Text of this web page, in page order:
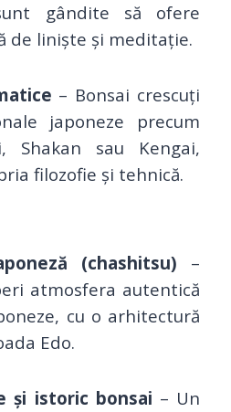
gândite să ofere
de liniște și meditație.
– Bonsai crescuți
japoneze precum
Shakan sau Kengai,
filozofie și tehnică.
(chashitsu) –
atmosfera autentică
cu o arhitectură
Edo.
și istoric bonsai – Un